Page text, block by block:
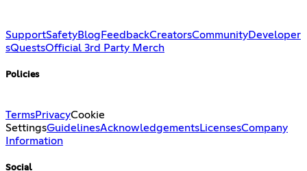
SupportSafetyBlog FeedbackCreatorsCommunityDeveloper
sQuestsOfficial 3rd Party Merch
Policies
TermsPrivacyCookie
SettingsGuidelinesAcknowledgementsLicensesCompany
Information
Social